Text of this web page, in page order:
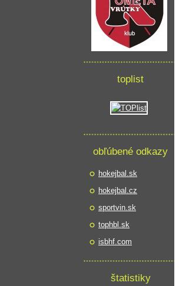
toplist
obľúbené odkazy
hokejbal.sk
hokejbal.cz
sportvin.sk
tophbl.sk
isbhf.com
štatistiky